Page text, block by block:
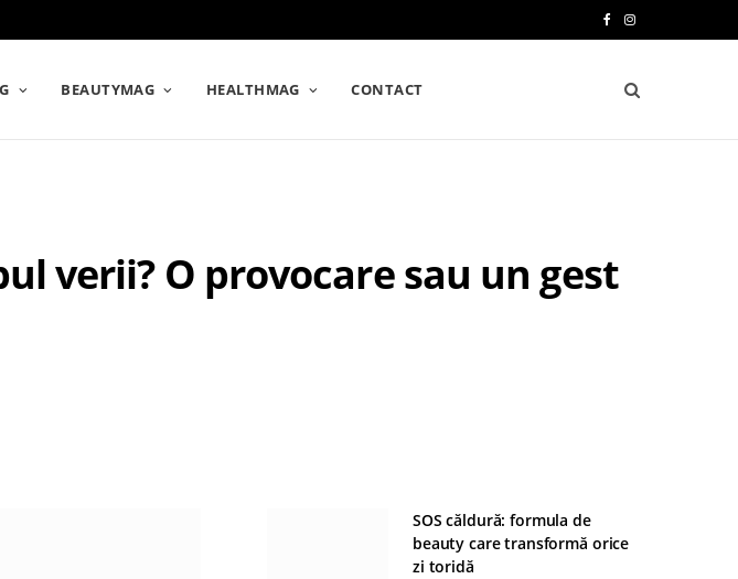
e
I
s
t
BEAUTYMAG HEALTHMAG CONTACT
verii? O provocare sau un gest
SOS căldură: formula de
beauty care transformă orice
zi toridă